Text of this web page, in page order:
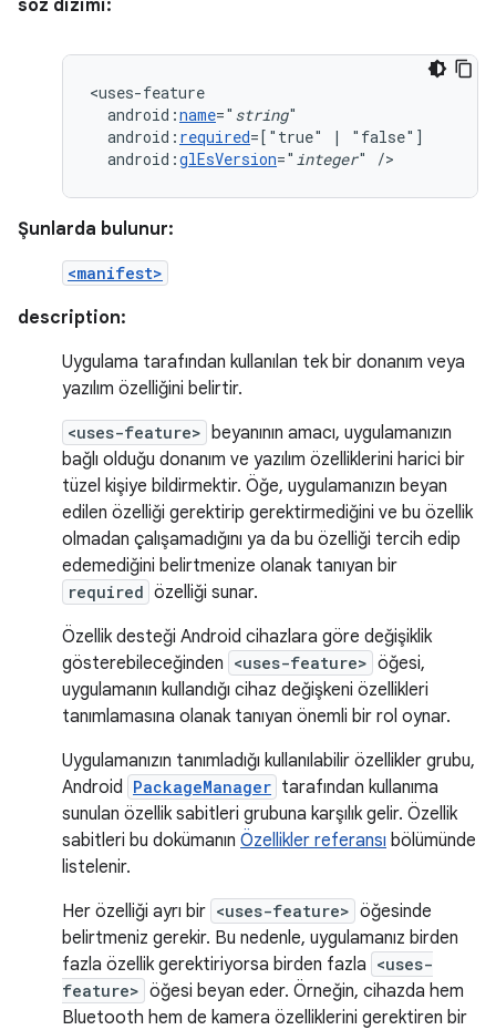
söz dizimi:
android:name=" string
android: required=["true" |
android:glEsVersion=" integer" />
Şunlarda bulunur:
<manifest>
description:
Uygulama tarafından kullanılan tek bir donanım veya
yazılım özelliğini belirtir.
<uses-feature> beyanının amacı, uygulamanızın
bağlı olduğu donanım ve yazılım özelliklerini harici bir
tüzel kişiye bildirmektir. Öğe, uygulamanızın beyan
edilen özelliği gerektirip gerektirmediğini ve bu özellik
olmadan çalışamadığını ya da bu özelliği tercih edip
edemediğini belirtmenize olanak tanıyan bir
required özelliği sunar.
Özellik desteği Android cihazlara göre değişiklik
gösterebileceğinden <uses-feature> öğesi,
uygulamanın kullandığı cihaz değişkeni özellikleri
tanımlamasına olanak tanıyan önemli bir rol oynar.
Uygulamanızın tanımladığı kullanılabilir özellikler grubu,
Android PackageManager tarafından kullanıma
sunulan özellik sabitleri grubuna karşılık gelir. Özellik
sabitleri bu dokümanın Özellikler referansı bölümünde
listelenir.
Her özelliği ayrı bir <uses-feature> öğesinde
belirtmeniz gerekir. Bu nedenle, uygulamanız birden
fazla özellik gerektiriyorsa birden fazla <uses-
feature> öğesi beyan eder. Örneğin, cihazda hem
Bluetooth hem de kamera özelliklerini gerektiren bir